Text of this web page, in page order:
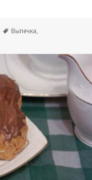
Метки
Выпечка,